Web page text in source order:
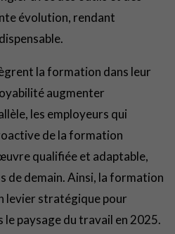
évolution, rendant
la formation dans leur
augmenter
les employeurs qui
de la formation
qualifiée et adaptable,
de demain. Ainsi, la formation
levier stratégique pour
le paysage du travail en 2025.